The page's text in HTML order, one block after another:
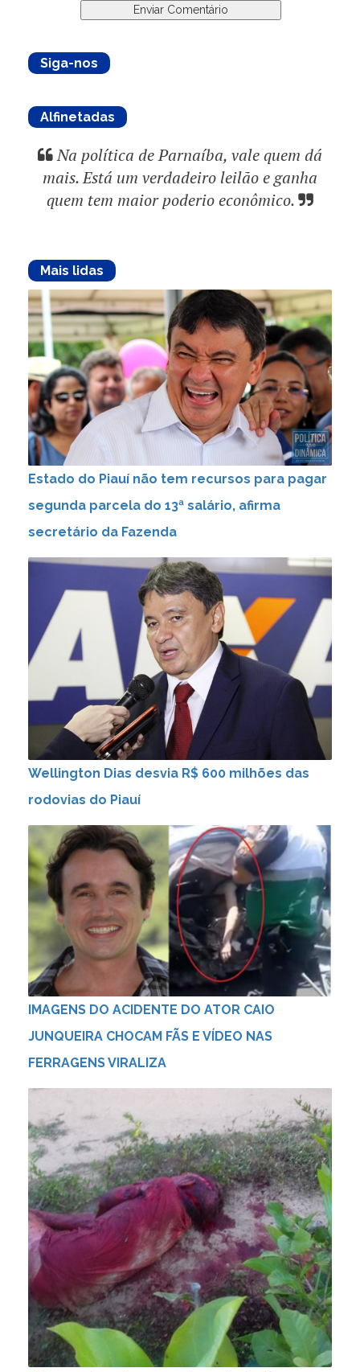
Siga-nos
Alfinetadas
Na política de Parnaíba, vale quem dá
mais. Está um verdadeiro leilão e ganha
quem tem maior poderio econômico.
Mais lidas
Estado do Piauí não tem recursos para pagar
segunda parcela do 13ª salário, afirma
secretário da Fazenda
Wellington Dias desvia R$ 600 milhões das
rodovias do Piauí
IMAGENS DO ACIDENTE DO ATOR CAIO
JUNQUEIRA CHOCAM FÃS E VÍDEO NAS
FERRAGENS VIRALIZA